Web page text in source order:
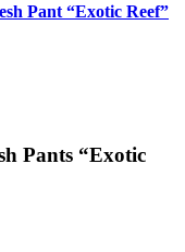
Pant “Exotic Reef”
Pants “Exotic